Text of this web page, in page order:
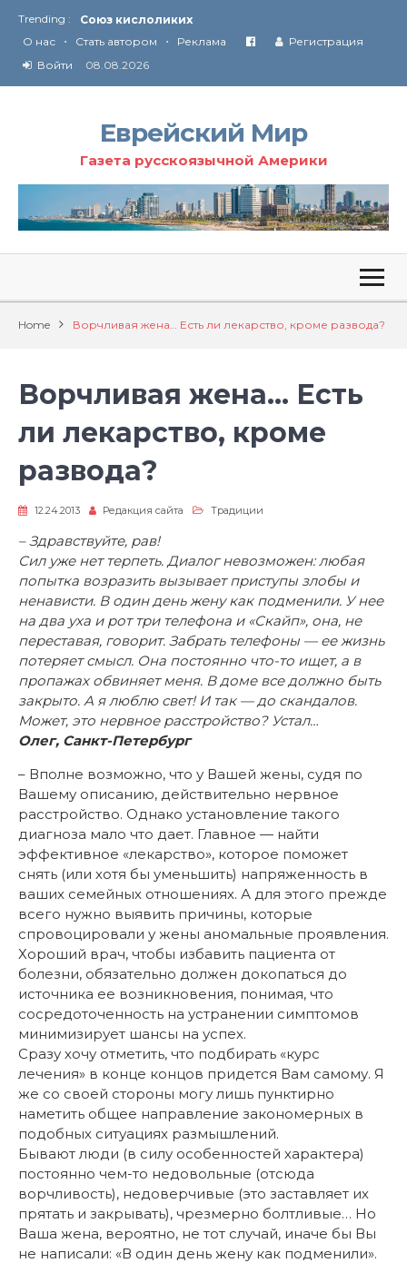
Trending :
Соглашение США с Ираном
Технология Революции в Иране
О нас • Стать автором • Реклама
Регистрация
Войти
08.08.2026
Еврейский Мир
Газета русскоязычной Америки
Home Ворчливая жена… Есть ли лекарство, кроме развода?
Ворчливая жена… Есть
ли лекарство, кроме
развода?
12.24.2013 Редакция сайта Традиции
– Здравствуйте, рав!
Сил уже нет терпеть. Диалог невозможен: любая
попытка возразить вызывает приступы злобы и
ненависти. В один день жену как подменили. У нее
на два уха и рот три телефона и «Скайп», она, не
переставая, говорит. Забрать телефоны — ее жизнь
потеряет смысл. Она постоянно что-то ищет, а в
пропажах обвиняет меня. В доме все должно быть
закрыто. А я люблю свет! И так — до скандалов.
Может, это нервное расстройство? Устал…
Олег, Санкт-Петербург
– Вполне возможно, что у Вашей жены, судя по
Вашему описанию, действительно нервное
расстройство. Однако установление такого
диагноза мало что дает. Главное — найти
эффективное «лекарство», которое поможет
снять (или хотя бы уменьшить) напряженность в
ваших семейных отношениях. А для этого прежде
всего нужно выявить причины, которые
спровоцировали у жены аномальные проявления.
Хороший врач, чтобы избавить пациента от
болезни, обязательно должен докопаться до
источника ее возникновения, понимая, что
сосредоточенность на устранении симптомов
минимизирует шансы на успех.
Сразу хочу отметить, что подбирать «курс
лечения» в конце концов придется Вам самому. Я
же со своей стороны могу лишь пунктирно
наметить общее направление закономерных в
подобных ситуациях размышлений.
Бывают люди (в силу особенностей характера)
постоянно чем-то недовольные (отсюда
ворчливость), недоверчивые (это заставляет их
прятать и закрывать), чрезмерно болтливые… Но
Ваша жена, вероятно, не тот случай, иначе бы Вы
не написали: «В один день жену как подменили».